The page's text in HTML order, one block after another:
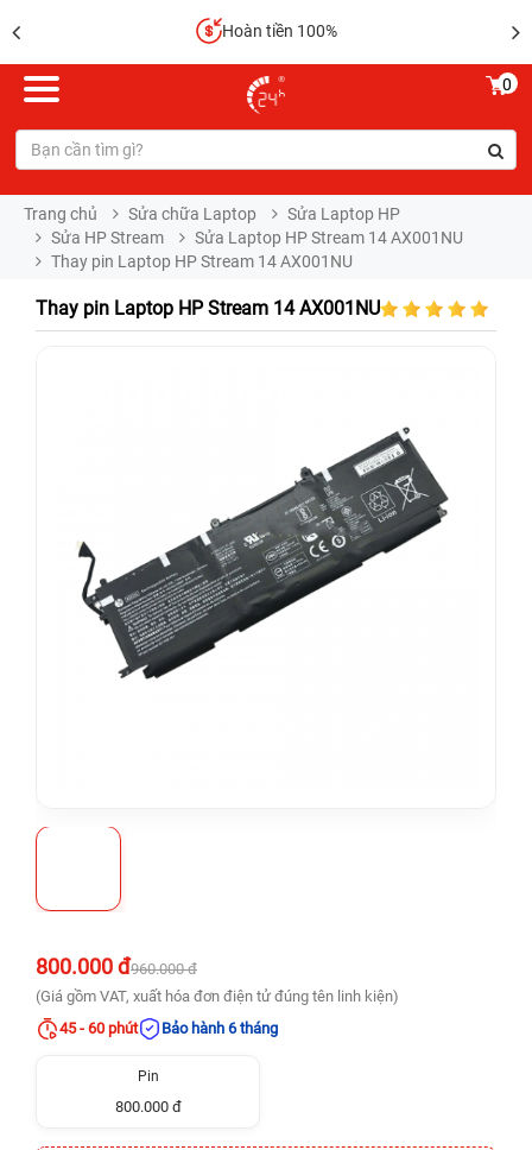
Hoàn tiền 100%
0
Trang chủ Sửa chữa Laptop
Sửa Laptop HP
Sửa HP Stream
Sửa Laptop HP Stream 14 AX001NU
Thay pin Laptop HP Stream 14 AX001NU
Thay pin Laptop HP Stream 14 AX001NU
800.000 đ960.000 đ
(Giá gồm VAT, xuất hóa đơn điện tử đúng tên linh kiện)
45 - 60 phút
Bảo hành 6 tháng
Pin
800.000 đ